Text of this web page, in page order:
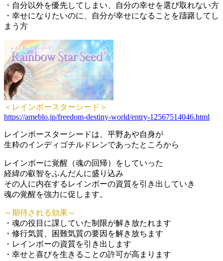
・自分以外を優先してしまい、自分の幸せを選び取れない方
・幸せになりたいのに、自分が幸せになることを躊躇してし
まう方
＜レインボースターシード＞
https://ameblo.jp/freedom-destiny-world/entry-12567514046.html
レインボースターシードは、平野あや自身が
生粋のインディゴチルドレンであったところから
レインボーに覚醒（魂の回帰）をしていった
経緯の叡智をふんだんに盛り込み
その人に内在するレインボーの資質を引き出していき
魂の覚醒を強力に促します。
～期待される効果～
・魂の役目に課していた制限が解き放たれます
・修行気質、困難気質の要因を解き放ちます
・レインボーの資質を引き出します
・幸せと喜びを生きることの許可が高まります